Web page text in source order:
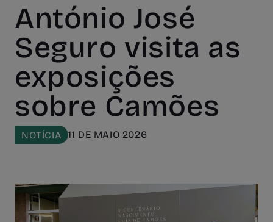
António José
Seguro visita as
exposições
sobre Camões
NOTÍCIA 11 DE MAIO 2026